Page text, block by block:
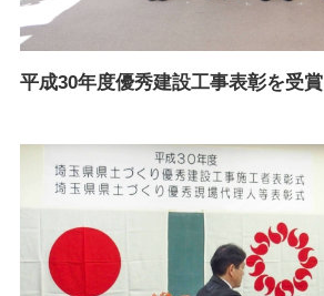
平成30年度優秀建設工事表彰を受賞